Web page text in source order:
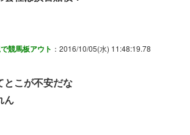
競馬板アウト ：2016/10/05(水) 11:48:19.78
とこが不安だな
ん